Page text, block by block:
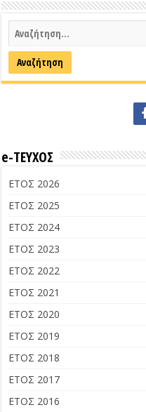
e-ΤΕΥΧΟΣ
ΕΤΟΣ 2026
ΕΤΟΣ 2025
ΕΤΟΣ 2024
ΕΤΟΣ 2023
ΕΤΟΣ 2022
ΕΤΟΣ 2021
ΕΤΟΣ 2020
ΕΤΟΣ 2019
ΕΤΟΣ 2018
ΕΤΟΣ 2017
ΕΤΟΣ 2016